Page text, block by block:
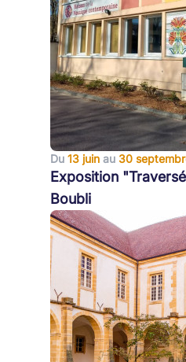
Du 13 juin au 30
Exposition
Boubli